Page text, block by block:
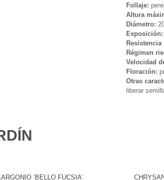
Follaje:
Altura
Diámetro:
Exposición:
Resistencia
Régimen
Velocidad
Floración:
Otras
liberar
‘BELLO FUCSIA’